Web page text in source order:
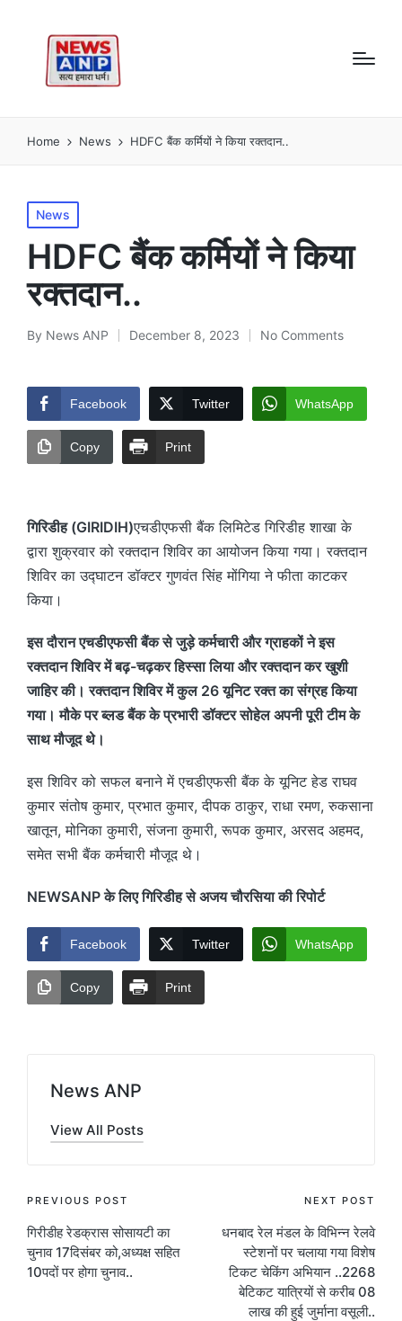
Home News HDFC बैंक कर्मियों ने किया रक्तदान..
Posted
in
News
HDFC बैंक कर्मियों ने किया
रक्तदान..
Posted
By News ANP December 8, 2023 No Comments
Facebook Twitter WhatsApp
Copy Print
गिरिडीह (GIRIDIH)एचडीएफसी बैंक लिमिटेड गिरिडीह शाखा के
द्वारा शुक्रवार को रक्तदान शिविर का आयोजन किया गया। रक्तदान
शिविर का उद्घाटन डॉक्टर गुणवंत सिंह मोंगिया ने फीता काटकर
किया।
इस दौरान एचडीएफसी बैंक से जुड़े कर्मचारी और ग्राहकों ने इस
रक्तदान शिविर में बढ़-चढ़कर हिस्सा लिया और रक्तदान कर खुशी
जाहिर की। रक्तदान शिविर में कुल 26 यूनिट रक्त का संग्रह किया
गया। मौके पर ब्लड बैंक के प्रभारी डॉक्टर सोहेल अपनी पूरी टीम के
साथ मौजूद थे।
इस शिविर को सफल बनाने में एचडीएफसी बैंक के यूनिट हेड राघव
कुमार संतोष कुमार, प्रभात कुमार, दीपक ठाकुर, राधा रमण, रुकसाना
खातून, मोनिका कुमारी, संजना कुमारी, रूपक कुमार, अरसद अहमद,
समेत सभी बैंक कर्मचारी मौजूद थे।
NEWSANP के लिए गिरिडीह से अजय चौरसिया की रिपोर्ट
Facebook Twitter WhatsApp
Copy Print
News ANP
View All Posts
Post
navigation
PREVIOUS POST
गिरीडीह रेडक्रास सोसायटी का
चुनाव 17दिसंबर को,अध्यक्ष सहित
10पदों पर होगा चुनाव..
NEXT POST
धनबाद रेल मंडल के विभिन्न रेलवे
स्टेशनों पर चलाया गया विशेष
टिकट चेकिंग अभियान ..2268
बेटिकट यात्रियों से करीब 08
लाख की हुई जुर्माना वसूली..